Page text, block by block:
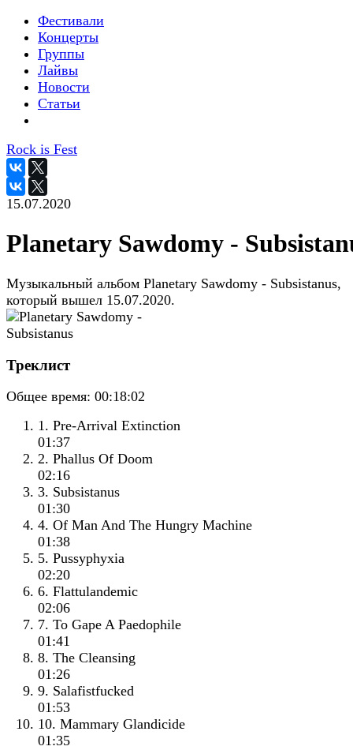
Фестивали
Концерты
Группы
Лайвы
Новости
Статьи
Rock is Fest
15.07.2020
Planetary Sawdomy -
Музыкальный альбом Planetary Sawdomy - Subsistanus,
который вышел 15.07.2020.
Треклист
Общее время: 00:18:02
1. Pre-Arrival Extinction
01:37
2. Phallus Of Doom
02:16
3. Subsistanus
01:30
4. Of Man And The Hungry Machine
01:38
5. Pussyphyxia
02:20
6. Flattulandemic
02:06
7. To Gape A Paedophile
01:41
8. The Cleansing
01:26
9. Salafistfucked
01:53
10. Mammary Glandicide
01:35